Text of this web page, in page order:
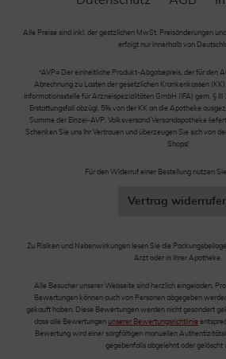
Alle Preise sind inkl. der gestzlichen MwSt. Preisänderungen
erfolgt nur innerhalb von
*AVP= Der einheitliche Produkt-Abgabepreis, der für den
Abrechnung zu Lasten der gesetzlichen Krankenkassen
Informationsstelle für Arzneispezialitäten GmbH (IFA) gem. § III
Erstattungsfall abzügl. 5% von der KK an die Apotheke
Summe der Einzel-AVP. Volksversand Versandapotheke
Schenken Sie uns Ihr Vertrauen und überzeugen Sie sich von
Shops!
Für den Widerruf einer Bestellung nutzen
Vertrag
Zu Risiken und Nebenwirkungen lesen Sie die
Arzt oder in Ihrer Apotheke.
Alle Besucher unserer Webseite sind herzlich eingeladen,
Bewertungen können auch von Personen abgegeben
gekauft haben. Diese Bewertungen werden nicht gesondert
dass alle Bewertungen unserer Bewertungsrichtlinie
Bewertung wird einer sorgfältigen manuellen
gegebenfalls abgelehnt oder gelöscht